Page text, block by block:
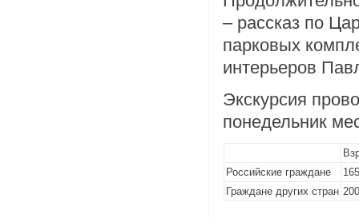
– рассказ по
парковых
интерьеров
Экскурсия
понедельник
Российские граждане
Граждане других стран